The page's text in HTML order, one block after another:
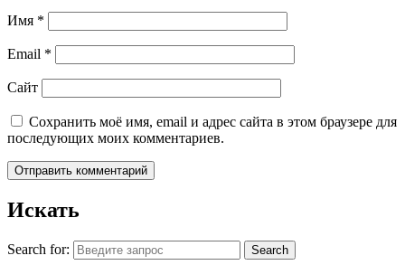
Имя *
Email *
Сайт
Сохранить моё имя, email и адрес сайта в этом браузере для
последующих моих комментариев.
Искать
Search for: Search